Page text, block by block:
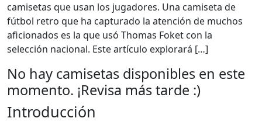
camisetas que usan los jugadores. Una camiseta de
fútbol retro que ha capturado la atención de muchos
aficionados es la que usó Thomas Foket con la
selección nacional. Este artículo explorará […]
No hay camisetas disponibles en este
momento. ¡Revisa más tarde :)
Introducción